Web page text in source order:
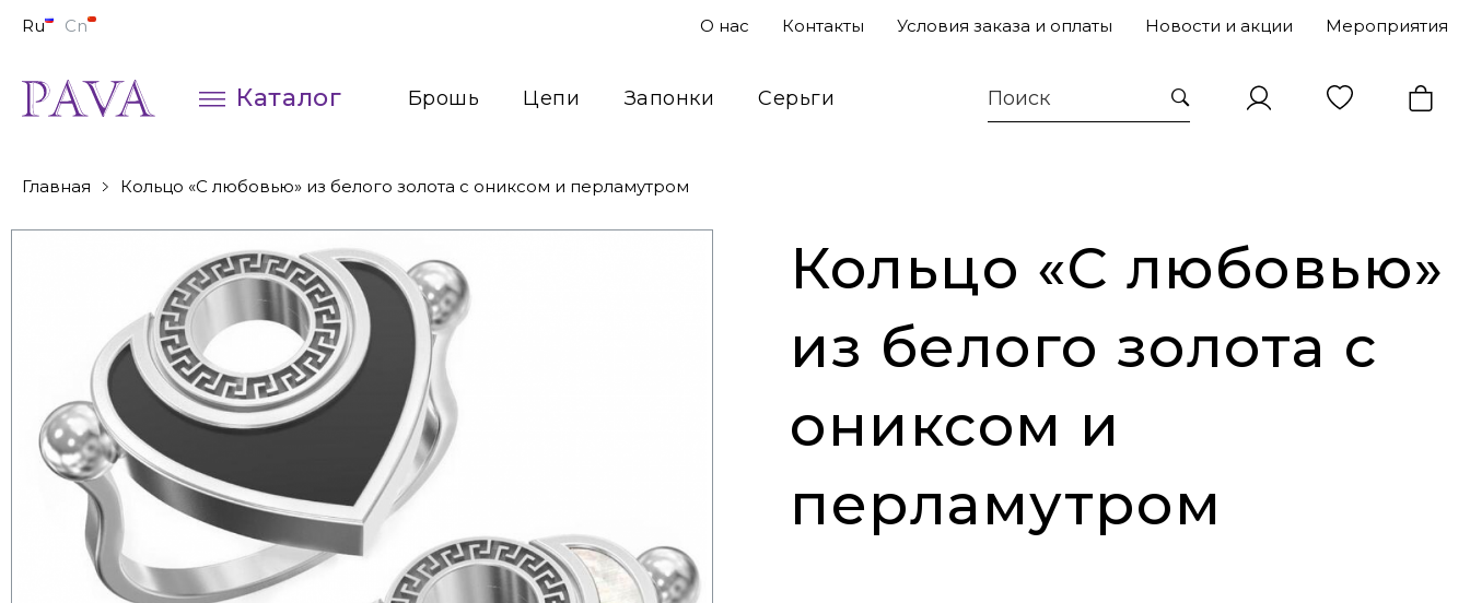
Ru Cn О нас Контакты Условия заказа и оплаты Новости и акции Мероприятия
Каталог Брошь Цепи Запонки
Серьги
Главная Кольцо «С любовью» из белого золота с ониксом и перламутром
Кольцо «С любовью»
из белого золота с
ониксом и
перламутром